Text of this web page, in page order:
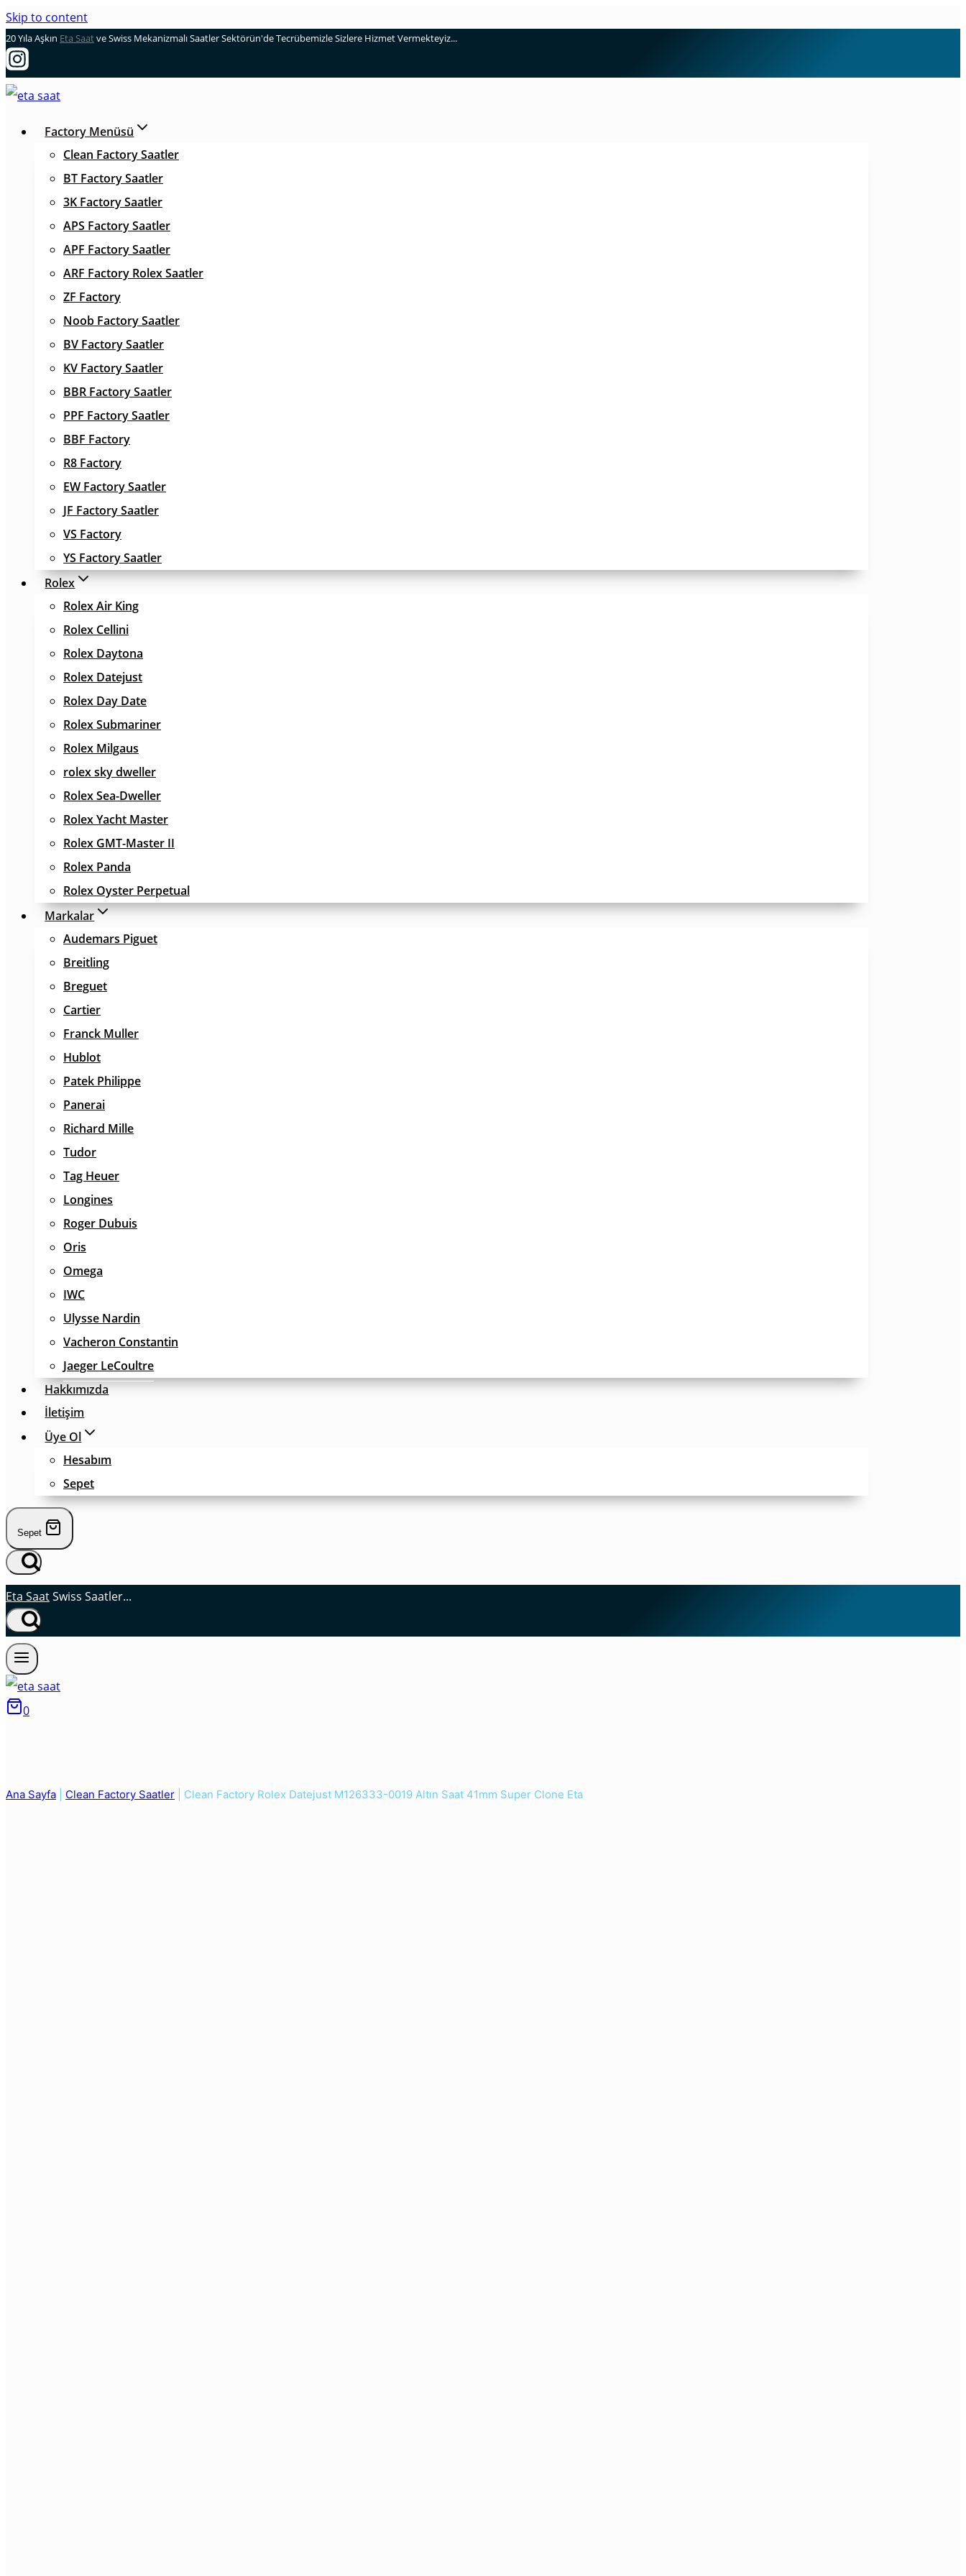
Skip to content
20 Yıla Aşkın Eta Saatve Swiss Mekanizmalı Saatler Sektörün'de Tecrübemizle Sizlere Hizmet Vermekteyiz...
Factory Menüsü
Clean Factory Saatler
BT Factory Saatler
3K Factory Saatler
APS Factory Saatler
APF Factory Saatler
ARF Factory Rolex Saatler
ZF Factory
Noob Factory Saatler
BV Factory Saatler
KV Factory Saatler
BBR Factory Saatler
PPF Factory Saatler
BBF Factory
R8 Factory
EW Factory Saatler
JF Factory Saatler
VS Factory
YS Factory Saatler
Rolex
Rolex Air King
Rolex Cellini
Rolex Daytona
Rolex Datejust
Rolex Day Date
Rolex Submariner
Rolex Milgaus
rolex sky dweller
Rolex Sea-Dweller
Rolex Yacht Master
Rolex GMT-Master II
Rolex Panda
Rolex Oyster Perpetual
Markalar
Audemars Piguet
Breitling
Breguet
Cartier
Franck Muller
Hublot
Patek Philippe
Panerai
Richard Mille
Tudor
Tag Heuer
Longines
Roger Dubuis
Oris
Omega
IWC
Ulysse Nardin
Vacheron Constantin
Jaeger LeCoultre
Hakkımızda
İletişim
Üye Ol
Hesabım
Sepet
Sepet
Eta SaatSwiss Saatler...
0
Ana Sayfa Clean Factory Saatler Clean Factory Rolex Datejust M126333-0019 Altın Saat 41mm Super Clone Eta